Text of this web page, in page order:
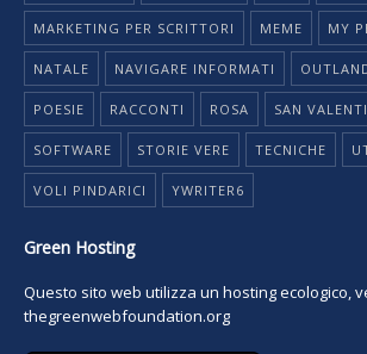
MARKETING PER SCRITTORI MEME MY
NATALE NAVIGARE INFORMATI
POESIE RACCONTI ROSA SAN
SOFTWARE STORIE VERE TECNICHE
VOLI PINDARICI YWRITER6
Green Hosting
Questo sito web utilizza un hosting ecologico,
thegreenwebfoundation.org